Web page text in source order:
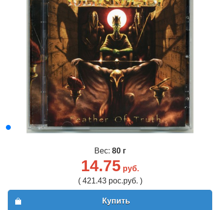
Вес: 80 г
14.75 руб.
( 421.43 рос.руб. )
Купить